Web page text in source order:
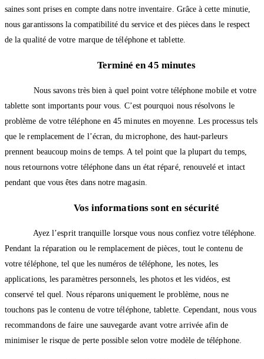
saines sont prises en compte dans notre inventaire. Grâce à cette minutie,
nous garantissons la compatibilité du service et des pièces dans le respect
de la qualité de votre marque de téléphone et tablette.
Terminé en 45 minutes
Nous savons très bien à quel point votre téléphone mobile et votre
tablette sont importants pour vous. C’est pourquoi nous résolvons le
problème de votre téléphone en 45 minutes en moyenne. Les processus tels
que le remplacement de l’écran, du microphone, des haut-parleurs
prennent beaucoup moins de temps. A tel point que la plupart du temps,
nous retournons votre téléphone dans un état réparé, renouvelé et intact
pendant que vous êtes dans notre magasin.
Vos informations sont en sécurité
Ayez l’esprit tranquille lorsque vous nous confiez votre téléphone.
Pendant la réparation ou le remplacement de pièces, tout le contenu de
votre téléphone, tel que les numéros de téléphone, les notes, les
applications, les paramètres personnels, les photos et les vidéos, est
conservé tel quel. Nous réparons uniquement le problème, nous ne
touchons pas le contenu de votre téléphone, tablette. Cependant, nous vous
recommandons de faire une sauvegarde avant votre arrivée afin de
minimiser le risque de perte possible selon votre modèle de téléphone.